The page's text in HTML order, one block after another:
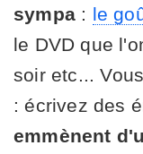
sympa : le
le DVD que
soir etc...
: écrivez des
emmènent